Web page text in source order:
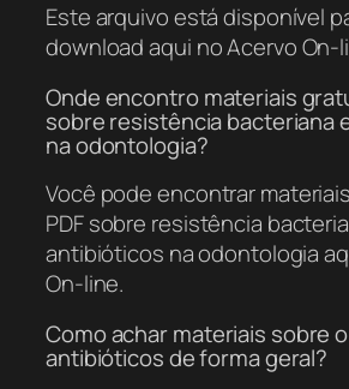
Este arquivo está disponível
download aqui no Acervo On-
Onde encontro materiais
sobre resistência bacteriana
na odontologia?
Você pode encontrar
PDF sobre resistência
antibióticos na odontologia
On-line.
Como achar materiais sobre
antibióticos de forma geral?